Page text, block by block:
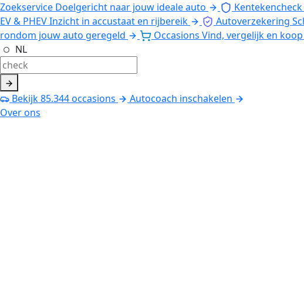
Zoekservice Doelgericht naar jouw ideale auto Kentekencheck
EV & PHEVInzicht in accustaat en rijbereik Autoverzekering
rondom jouw auto geregeld
Occasions Vind, vergelijk en
NL
Bekijk85.344occasions
Autocoach inschakelen
Over ons